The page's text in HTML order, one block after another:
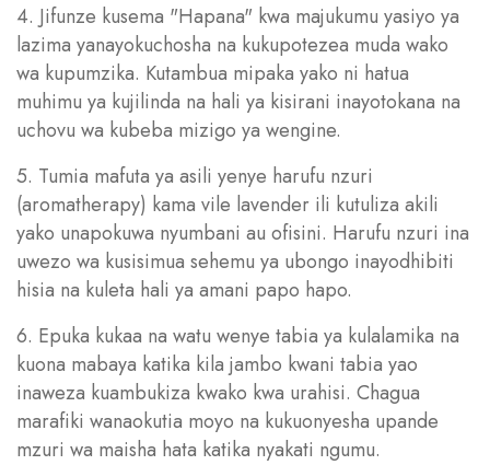
4. Jifunze kusema "Hapana" kwa majukumu yasiyo ya
lazima yanayokuchosha na kukupotezea muda wako
wa kupumzika. Kutambua mipaka yako ni hatua
muhimu ya kujilinda na hali ya kisirani inayotokana na
uchovu wa kubeba mizigo ya wengine.
5. Tumia mafuta ya asili yenye harufu nzuri
(aromatherapy) kama vile lavender ili kutuliza akili
yako unapokuwa nyumbani au ofisini. Harufu nzuri ina
uwezo wa kusisimua sehemu ya ubongo inayodhibiti
hisia na kuleta hali ya amani papo hapo.
6. Epuka kukaa na watu wenye tabia ya kulalamika na
kuona mabaya katika kila jambo kwani tabia yao
inaweza kuambukiza kwako kwa urahisi. Chagua
marafiki wanaokutia moyo na kukuonyesha upande
mzuri wa maisha hata katika nyakati ngumu.